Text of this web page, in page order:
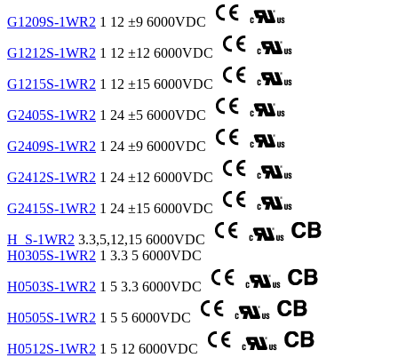
G1209S-1WR2 1 12 ±9 6000VDC
G1212S-1WR2 1 12 ±12 6000VDC
G1215S-1WR2 1 12 ±15 6000VDC
G2405S-1WR2 1 24 ±5 6000VDC
G2409S-1WR2 1 24 ±9 6000VDC
G2412S-1WR2 1 24 ±12 6000VDC
G2415S-1WR2 1 24 ±15 6000VDC
H_S-1WR2 3.3,5,12,15 6000VDC
H0305S-1WR2 1 3.3 5 6000VDC
H0503S-1WR2 1 5 3.3 6000VDC
H0505S-1WR2 1 5 5 6000VDC
H0512S-1WR2 1 5 12 6000VDC